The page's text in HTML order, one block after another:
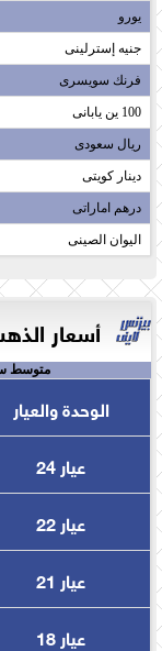
يورو​
جنيه إسترلينى​
فرنك سويسرى​
100 ين يابانى​
ريال سعودى​
دينار كويتى​
درهم اماراتى​
اليوان الصينى​
أسعار
متوسط
الوحدة والعيار
عيار 24
عيار 22
عيار 21
عيار 18